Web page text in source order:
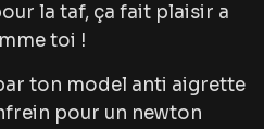
la taf, ça fait plaisir a
toi !
ton model anti aigrette
pour un newton